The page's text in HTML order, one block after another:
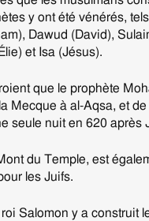
y ont été vénérés, tels
Dawud (David),
et Isa (Jésus).
que le prophète
Mecque à al-Aqsa, et de
seule nuit en 620 après
du Temple, est
les Juifs.
roi Salomon y a construit